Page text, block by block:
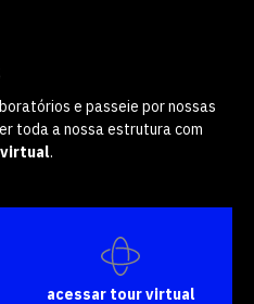
e passeie por nossas
toda a nossa estrutura com
.
acessar tour virtual